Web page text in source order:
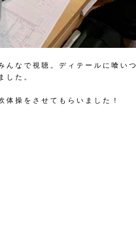
んなで視聴。ディテールに喰いつ
した。
体操をさせてもらいました！